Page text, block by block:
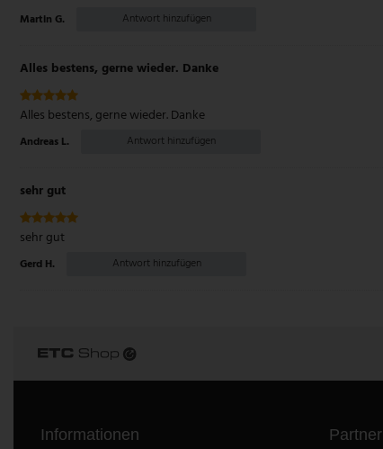
Martin G. Antwort hinzufügen
Alles bestens, gerne wieder. Danke
Alles bestens, gerne wieder. Danke
Andreas L. Antwort hinzufügen
sehr gut
sehr gut
Gerd H. Antwort hinzufügen
Informationen Partner